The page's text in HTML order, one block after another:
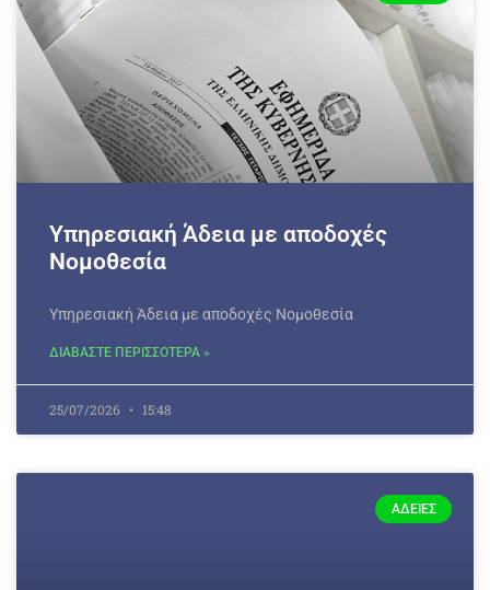
Υπηρεσιακή Άδεια με αποδοχές
Νομοθεσία
Υπηρεσιακή Άδεια με αποδοχές Νομοθεσία
ΔΙΑΒΑΣΤΕ ΠΕΡΙΣΣΟΤΕΡΑ »
25/07/2026 15:48
ΆΔΕΙΕΣ